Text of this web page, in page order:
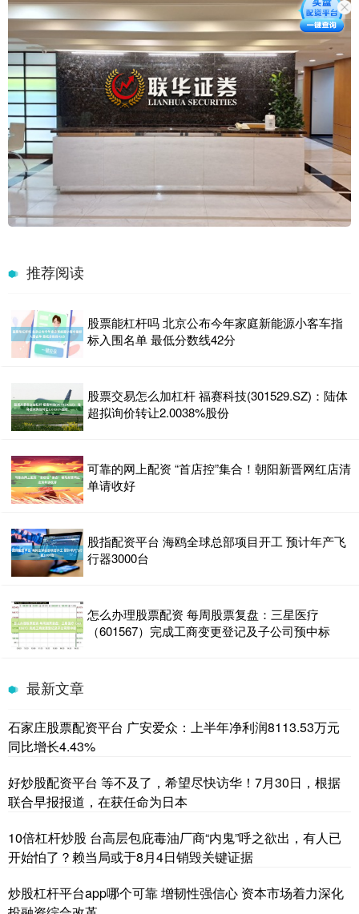
推荐阅读
股票能杠杆吗 北京公布今年家庭新能源小客车指
标入围名单 最低分数线42分
股票交易怎么加杠杆 福赛科技(301529.SZ)：陆体
超拟询价转让2.0038%股份
可靠的网上配资 “首店控”集合！朝阳新晋网红店清
单请收好
股指配资平台 海鸥全球总部项目开工 预计年产飞
行器3000台
怎么办理股票配资 每周股票复盘：三星医疗
（601567）完成工商变更登记及子公司预中标
最新文章
石家庄股票配资平台 广安爱众：上半年净利润8113.53万元
同比增长4.43%
好炒股配资平台 等不及了，希望尽快访华！7月30日，根据
联合早报报道，在获任命为日本
10倍杠杆炒股 台高层包庇毒油厂商“内鬼”呼之欲出，有人已
开始怕了？赖当局或于8月4日销毁关键证据
炒股杠杆平台app哪个可靠 增韧性强信心 资本市场着力深化